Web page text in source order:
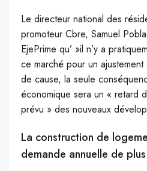
Le directeur national des
promoteur Cbre, Samuel
EjePrime qu’ »il n’y a
ce marché pour un
de cause, la seule
économique sera un « retard
prévu » des nouveaux
La construction de
demande annuelle de